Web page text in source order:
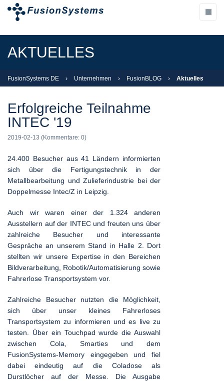
AKTUELLES
FusionSystems DE › Unternehmen › FusionBLOG › Aktuelles
Erfolgreiche Teilnahme
INTEC '19
2019-02-13 (Kommentare: 0)
24.400 Besucher aus 41 Ländern informierten
sich über die Fertigungstechnik in der
Metallbearbeitung und Zulieferindustrie bei der
Doppelmesse Intec/Z in Leipzig.
Auch wir waren einer der 1.324 anderen
Ausstellern auf der INTEC und freuten uns über
zahlreiche Besucher und interessante
Gespräche an unserem Stand in Halle 2. Dort
stellten wir unsere Expertise in den Bereichen
Bildverarbeitung, Robotik/Automatisierung sowie
Fahrerlose Transportsystem vor.
Zahlreiche Besucher nutzten die Möglichkeit,
sich über unser kleines Fahrerloses
Transportsystem zu informieren und es live zu
testen. Über ein Touchpad wurde die Auswahl
zwischen Cola, Smarties und dem
FusionSystems-Memory eingegeben und fiel
dabei eindeutig auf die Coladose als
Durstlöcher auf der Messe. Die Ausgabe